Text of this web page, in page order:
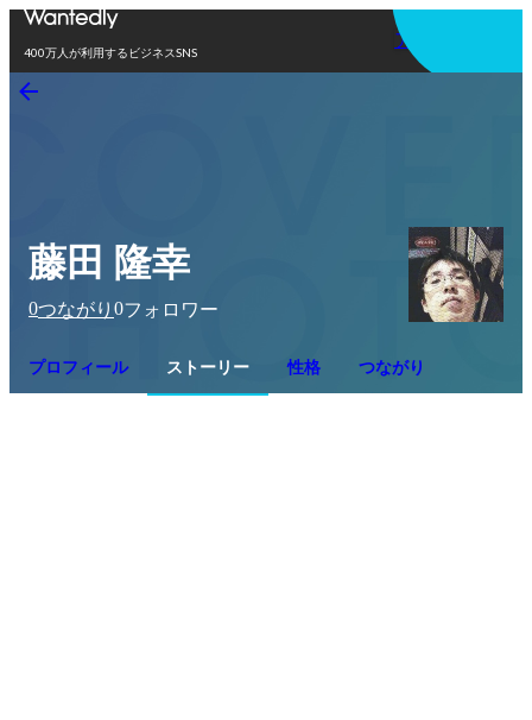
400万人が利用するビジネスSNS
アプリを使う
藤田 隆幸
0つながり 0フォロワー
プロフィール ストーリー 性格 つながり